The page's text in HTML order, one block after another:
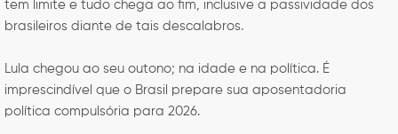
tem limite e tudo chega ao fim, inclusive a passividade dos
brasileiros diante de tais descalabros.
Lula chegou ao seu outono; na idade e na política. É
imprescindível que o Brasil prepare sua aposentadoria
política compulsória para 2026.